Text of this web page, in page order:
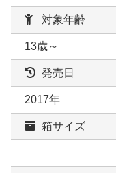
対象年齢
13歳～
発売日
2017年
箱サイズ